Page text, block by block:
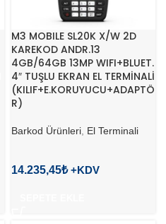
M3 MOBILE SL20K X/W 2D
KAREKOD ANDR.13
4GB/64GB 13MP WIFI+BLUET.
4″ TUŞLU EKRAN EL TERMİNALİ
(KILIF+E.KORUYUCU+ADAPTÖ
R)
Barkod Ürünleri El Terminali
14.235,45₺